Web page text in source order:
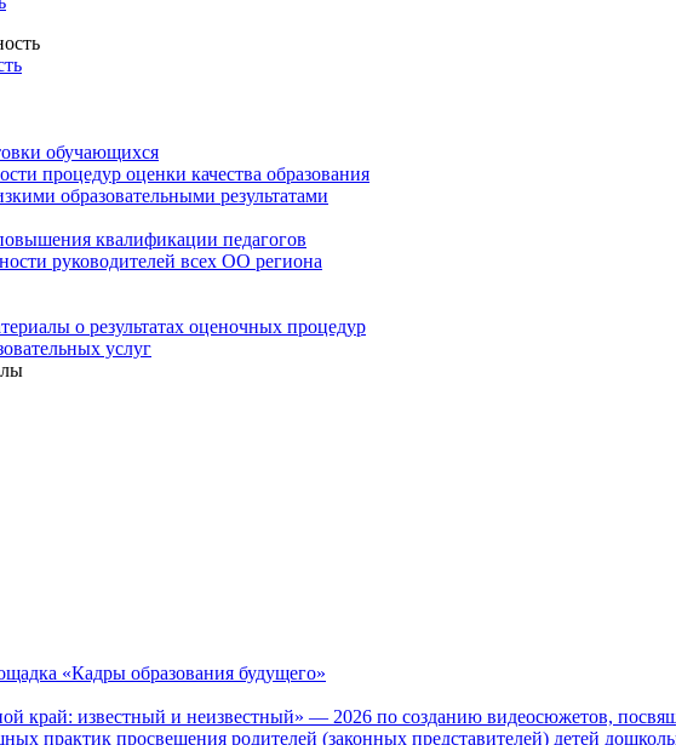
обучающихся
процедур оценки качества образования
образовательными результатами
квалификации педагогов
руководителей всех ОО региона
о результатах оценочных процедур
услуг
«Кадры образования будущего»
край: известный и неизвестный» — 2026 по созданию видеосюжетов,
практик просвещения родителей (законных представителей) детей